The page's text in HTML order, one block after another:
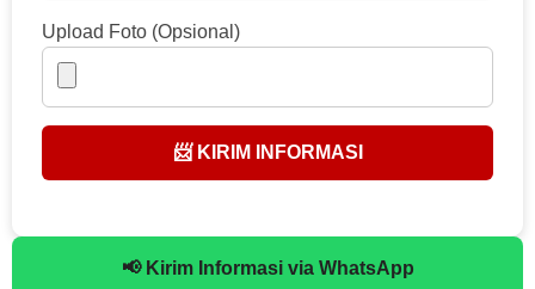
Upload Foto (Opsional)
📨 KIRIM INFORMASI
📢 Kirim Informasi via WhatsApp